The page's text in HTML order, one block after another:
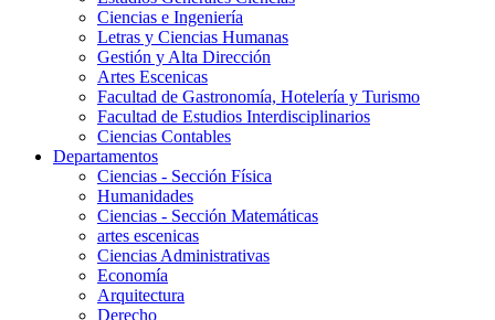
Ciencias e Ingeniería
Letras y Ciencias Humanas
Gestión y Alta Dirección
Artes Escenicas
Facultad de Gastronomía, Hotelería y Turismo
Facultad de Estudios Interdisciplinarios
Ciencias Contables
Departamentos
Ciencias - Sección Física
Humanidades
Ciencias - Sección Matemáticas
artes escenicas
Ciencias Administrativas
Economía
Arquitectura
Derecho